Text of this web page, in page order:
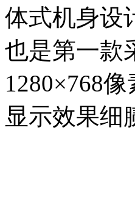
体式机身设
也是第一款
1280×768
显示效果细